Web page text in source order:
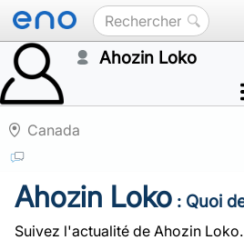
Ahozin Loko
Canada
Ahozin Loko : Quoi
Suivez l'actualité de Ahozin Loko.